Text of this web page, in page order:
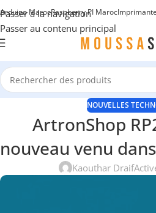
Passer à la navigation
Passer au contenu principal
Arduino MarocRaspberry PI Maroc
NOUVELLES
ArtronShop
nouveau venu
Kaouthar Draif